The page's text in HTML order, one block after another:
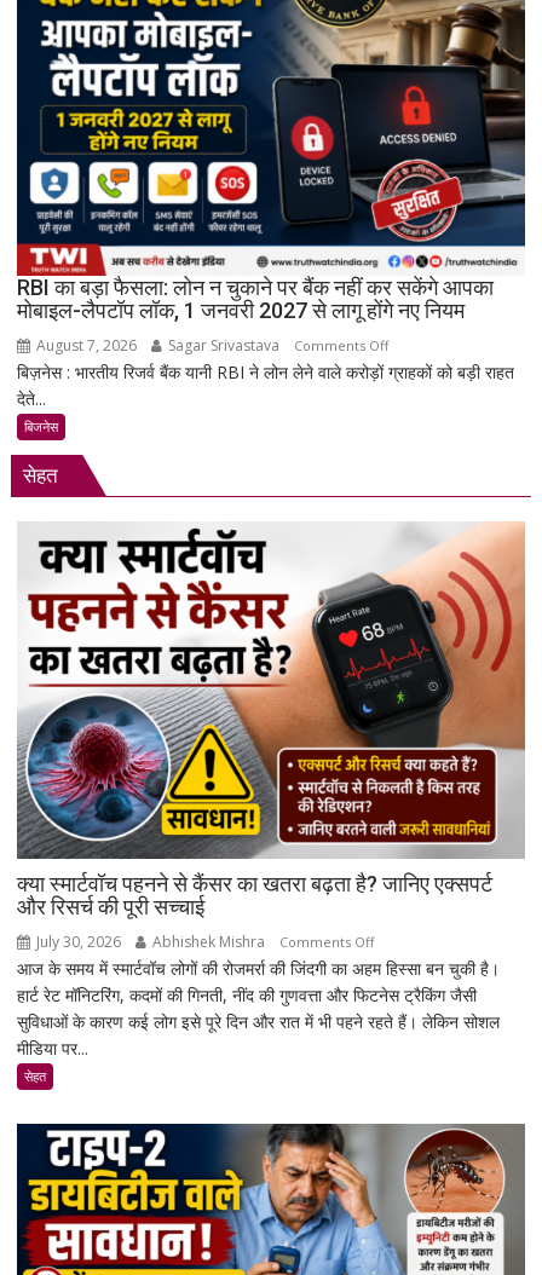
घंटे
अंतरिक्ष
किया
बड़ा
मिशन,
स्पेस
स्टेशन
की
बिजली
क्षमता
30%
बढ़ेगी
RBI का बड़ा फैसला: लोन न चुकाने पर बैंक नहीं कर सकेंगे आपका
मोबाइल-लैपटॉप लॉक, 1 जनवरी 2027 से लागू होंगे नए नियम
August 7, 2026 Sagar Srivastava Comments Offon
RBI
न
बैंक
कर
सकेंगे
आपका
मोबाइल-
लैपटॉप
लॉक,
1
जनवरी
2027
से
नए
नियम
बिज़नेस : भारतीय रिजर्व बैंक यानी RBI ने लोन लेने वाले करोड़ों ग्राहकों को बड़ी राहत
देते...
बिजनेस
सेहत
क्या स्मार्टवॉच पहनने से कैंसर का खतरा बढ़ता है? जानिए एक्सपर्ट
और रिसर्च की पूरी सच्चाई
July 30, 2026 Abhishek Mishra Comments Offon
क्या
स्मार्टवॉच
पहनने
खतरा
एक्सपर्ट
और
आज के समय में स्मार्टवॉच लोगों की रोजमर्रा की जिंदगी का अहम हिस्सा बन चुकी है।
हार्ट रेट मॉनिटरिंग, कदमों की गिनती, नींद की गुणवत्ता और फिटनेस ट्रैकिंग जैसी
सुविधाओं के कारण कई लोग इसे पूरे दिन और रात में भी पहने रहते हैं। लेकिन सोशल
मीडिया पर...
सेहत